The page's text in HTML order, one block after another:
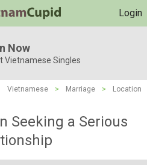
Login
Now
Vietnamese Singles
Vietnamese > Marriage >
Location
Seeking a Serious